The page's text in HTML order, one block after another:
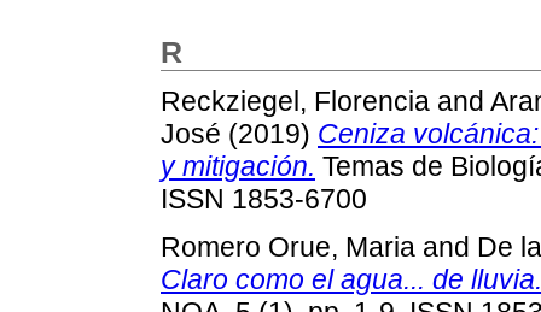
R
Reckziegel, Florencia and
José (2019) Ceniza
y mitigación. Temas de
ISSN 1853-6700
Romero Orue, Maria and De
Claro como el agua... de lluvia.